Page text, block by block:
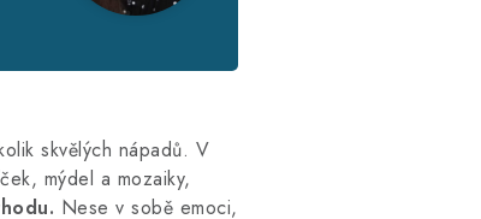
skvělých nápadů. V
mýdel a mozaiky,
Nese v sobě emoci,